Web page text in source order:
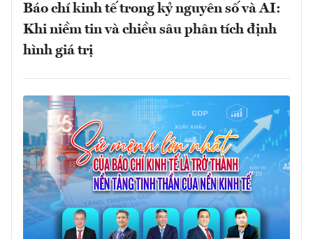
Báo chí kinh tế trong kỷ nguyên số và AI:
Khi niềm tin và chiều sâu phân tích định
hình giá trị